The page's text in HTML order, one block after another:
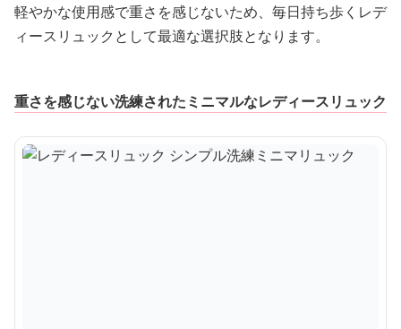
軽やかな使用感で重さを感じないため、毎日持ち歩くレデ
ィースリュックとして最適な選択肢となります。
重さを感じない洗練されたミニマルなレディースリュック